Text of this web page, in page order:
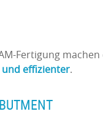
Fertigung machen
effizienter.